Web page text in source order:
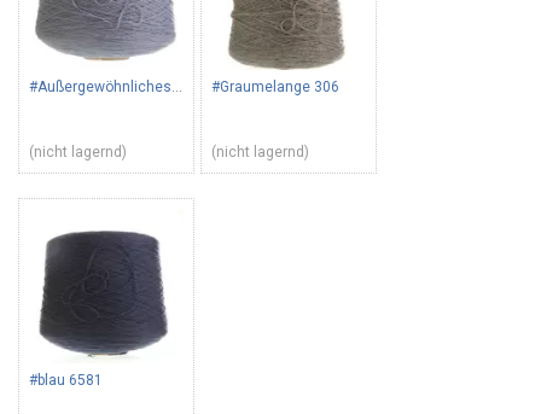
#Außergewöhnliches Blau 3375
(nicht lagernd)
#Graumelange 306
(nicht lagernd)
#blau 6581